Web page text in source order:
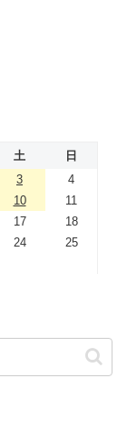
土
日
3
4
10
11
17
18
24
25